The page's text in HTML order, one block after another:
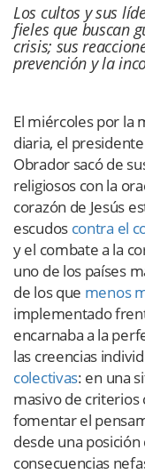
Los cultos y sus
fieles que buscan
crisis; sus
prevención y la
El miércoles por la
diaria, el
Obrador sacó de
religiosos con la
corazón de Jesús
escudos contra el
y el combate a la
uno de los países
de los que menos
implementado
encarnaba a la
las creencias
colectivas: en una
masivo de criterios
fomentar el
desde una
consecuencias